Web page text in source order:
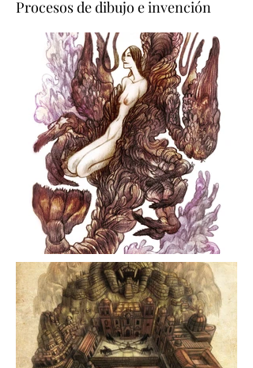
Procesos de dibujo e invención